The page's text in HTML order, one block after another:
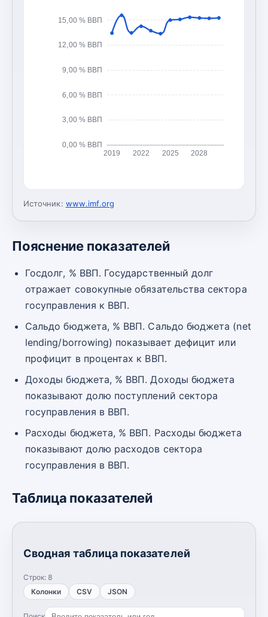
0,00 % ВВП
3,00 % ВВП
6,00 % ВВП
9,00 % ВВП
12,00 % ВВП
15,00 % ВВП
2019 2022 2025 2028
Источник: www.imf.org
Пояснение показателей
Госдолг, % ВВП. Государственный долг
отражает совокупные обязательства сектора
госуправления к ВВП.
Сальдо бюджета, % ВВП. Сальдо бюджета (net
lending/borrowing) показывает дефицит или
профицит в процентах к ВВП.
Доходы бюджета, % ВВП. Доходы бюджета
показывают долю поступлений сектора
госуправления в ВВП.
Расходы бюджета, % ВВП. Расходы бюджета
показывают долю расходов сектора
госуправления в ВВП.
Таблица показателей
Сводная таблица показателей
Строк: 8
Колонки
CSV JSON